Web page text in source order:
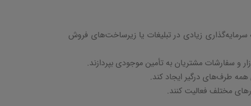
زیادی در تبلیغات یا زیرساخت‌های فروش
و سفارشات مشتریان به تأمین موجودی بپردازند.
طرف‌های درگیر ایجاد کند.
مختلف فعالیت کنند.